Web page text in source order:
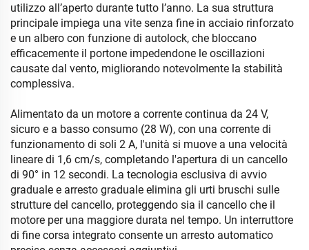
utilizzo all’aperto durante tutto l’anno. La sua struttura
principale impiega una vite senza fine in acciaio rinforzato
e un albero con funzione di autolock, che bloccano
efficacemente il portone impedendone le oscillazioni
causate dal vento, migliorando notevolmente la stabilità
complessiva.
Alimentato da un motore a corrente continua da 24 V,
sicuro e a basso consumo (28 W), con una corrente di
funzionamento di soli 2 A, l'unità si muove a una velocità
lineare di 1,6 cm/s, completando l'apertura di un cancello
di 90° in 12 secondi. La tecnologia esclusiva di avvio
graduale e arresto graduale elimina gli urti bruschi sulle
strutture del cancello, proteggendo sia il cancello che il
motore per una maggiore durata nel tempo. Un interruttore
di fine corsa integrato consente un arresto automatico